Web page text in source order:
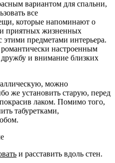
вариантом для спальни,
все
которые напоминают о
и приятных жизненных
предметами интерьера.
настроенным
и внимание близких
можно
же установить старую, перед
лаком. Помимо того,
табуретками,
и расставить вдоль стен.